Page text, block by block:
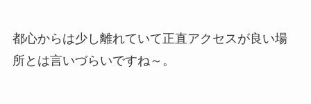
都心からは少し離れていて正直アクセスが良い場
所とは言いづらいですね～。